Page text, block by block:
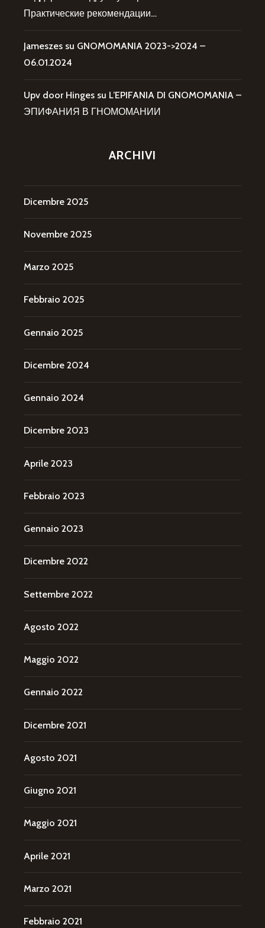
Практические рекомендации…
Jameszes su GNOMOMANIA 2023->2024 –
06.01.2024
Upv door Hinges su L’EPIFANIA DI GNOMOMANIA –
ЭПИФАНИЯ В ГНОМОМАНИИ
ARCHIVI
Dicembre 2025
Novembre 2025
Marzo 2025
Febbraio 2025
Gennaio 2025
Dicembre 2024
Gennaio 2024
Dicembre 2023
Aprile 2023
Febbraio 2023
Gennaio 2023
Dicembre 2022
Settembre 2022
Agosto 2022
Maggio 2022
Gennaio 2022
Dicembre 2021
Agosto 2021
Giugno 2021
Maggio 2021
Aprile 2021
Marzo 2021
Febbraio 2021